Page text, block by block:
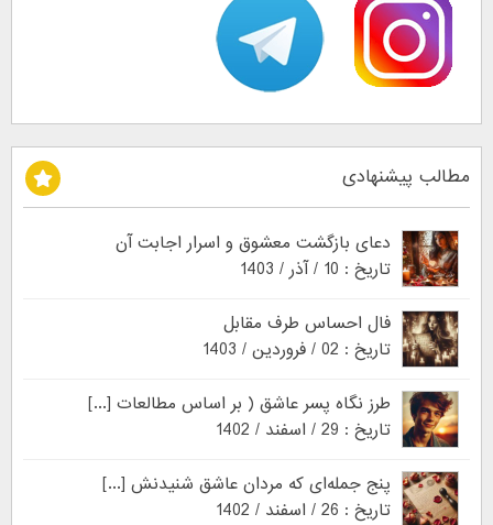
مطالب پیشنهادی
دعای بازگشت معشوق و اسرار اجابت آن
تاریخ : 10 / آذر / 1403
فال احساس طرف مقابل
تاریخ : 02 / فروردین / 1403
طرز نگاه پسر عاشق ( بر اساس مطالعات [...]
تاریخ : 29 / اسفند / 1402
پنج جمله‌ای که مردان عاشق شنیدنش [...]
تاریخ : 26 / اسفند / 1402